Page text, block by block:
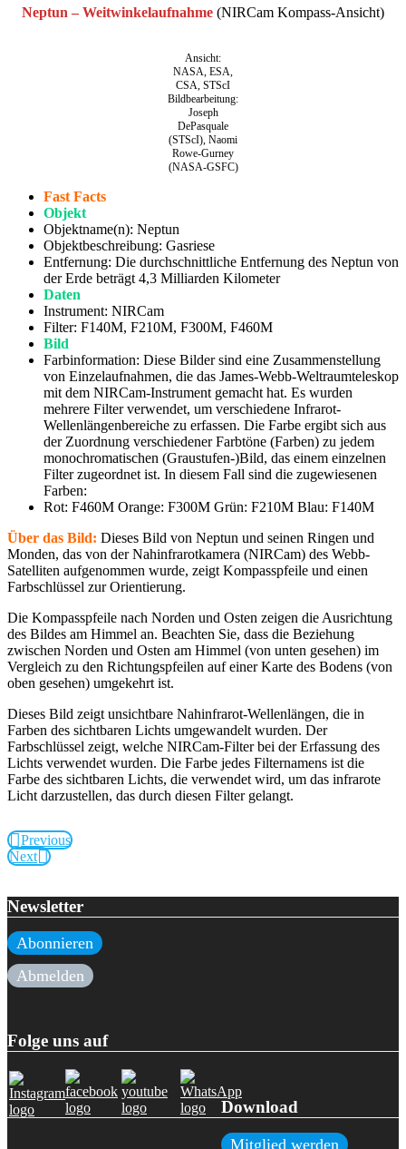
Neptun – Weitwinkelaufnahme (NIRCam Kompass-Ansicht)
Ansicht:
NASA, ESA,
CSA, STScI
Bildbearbeitung:
Joseph
DePasquale
(STScI), Naomi
Rowe-Gurney
(NASA-GSFC)
Fast Facts
Objekt
Objektname(n): Neptun
Objektbeschreibung: Gasriese
Entfernung: Die durchschnittliche Entfernung des Neptun von
der Erde beträgt 4,3 Milliarden Kilometer
Daten
Instrument: NIRCam
Filter: F140M, F210M, F300M, F460M
Bild
Farbinformation: Diese Bilder sind eine Zusammenstellung
von Einzelaufnahmen, die das James-Webb-Weltraumteleskop
mit dem NIRCam-Instrument gemacht hat. Es wurden
mehrere Filter verwendet, um verschiedene Infrarot-
Wellenlängenbereiche zu erfassen. Die Farbe ergibt sich aus
der Zuordnung verschiedener Farbtöne (Farben) zu jedem
monochromatischen (Graustufen-)Bild, das einem einzelnen
Filter zugeordnet ist. In diesem Fall sind die zugewiesenen
Farben:
Rot: F460M Orange: F300M Grün: F210M Blau: F140M
Über das Bild: Dieses Bild von Neptun und seinen Ringen und
Monden, das von der Nahinfrarotkamera (NIRCam) des Webb-
Satelliten aufgenommen wurde, zeigt Kompasspfeile und einen
Farbschlüssel zur Orientierung.
Die Kompasspfeile nach Norden und Osten zeigen die Ausrichtung
des Bildes am Himmel an. Beachten Sie, dass die Beziehung
zwischen Norden und Osten am Himmel (von unten gesehen) im
Vergleich zu den Richtungspfeilen auf einer Karte des Bodens (von
oben gesehen) umgekehrt ist.
Dieses Bild zeigt unsichtbare Nahinfrarot-Wellenlängen, die in
Farben des sichtbaren Lichts umgewandelt wurden. Der
Farbschlüssel zeigt, welche NIRCam-Filter bei der Erfassung des
Lichts verwendet wurden. Die Farbe jedes Filternamens ist die
Farbe des sichtbaren Lichts, die verwendet wird, um das infrarote
Licht darzustellen, das durch diesen Filter gelangt.
Previous
Next
Newsletter
Abonnieren
Abmelden
Folge uns auf
Download
Mitglied werden